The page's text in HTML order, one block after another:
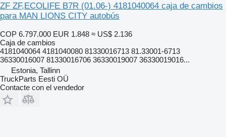
ZF ZF,ECOLIFE B7R (01.06-) 4181040064 caja de cambios
para MAN LIONS CITY autobús
COP 6.797.000 EUR 1.848 ≈ US$ 2.136
Caja de cambios
4181040064 4181040080 81330016713 81.33001-6713
36330016007 81330016706 36330019007 36330019016...
Estonia, Tallinn
TruckParts Eesti OÜ
Contacte con el vendedor